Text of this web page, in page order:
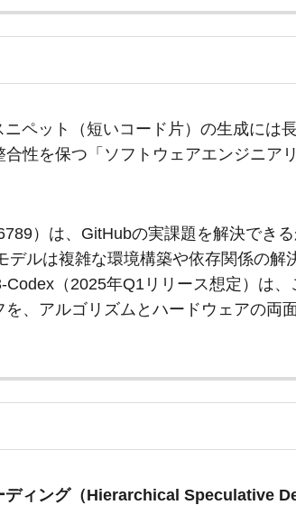
ペット（短いコード片）の生成には
性を保つ「ソフトウェアエンジニア
）は、GitHubの実課題を解決でき
ルは複雑な環境構築や依存関係の解
（2025年Q1リリース想定）は、
、アルゴリズムとハードウェアの両
ディング（Hierarchical Speculative